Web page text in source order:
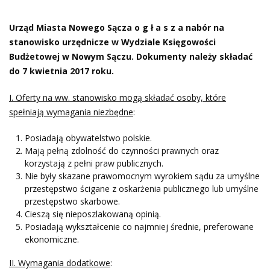
Urząd Miasta Nowego Sącza o g ł a s z a nabór na
stanowisko urzędnicze w Wydziale Księgowości
Budżetowej w Nowym Sączu. Dokumenty należy składać
do 7 kwietnia 2017 roku.
I. Oferty na ww. stanowisko mogą składać osoby, które
spełniają wymagania niezbędne:
Posiadają obywatelstwo polskie.
Mają pełną zdolność do czynności prawnych oraz
korzystają z pełni praw publicznych.
Nie były skazane prawomocnym wyrokiem sądu za umyślne
przestępstwo ścigane z oskarżenia publicznego lub umyślne
przestępstwo skarbowe.
Cieszą się nieposzlakowaną opinią.
Posiadają wykształcenie co najmniej średnie, preferowane
ekonomiczne.
II. Wymagania dodatkowe: